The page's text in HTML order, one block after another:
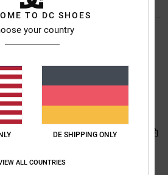
Lotus
330,00 € 48%
TO DC SHOES
your country
DE SHIPPING ONLY
ALL COUNTRIES